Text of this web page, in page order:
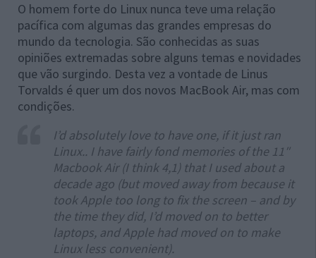
O homem forte do Linux nunca teve uma relação
pacífica com algumas das grandes empresas do
mundo da tecnologia. São conhecidas as suas
opiniões extremadas sobre alguns temas e novidades
que vão surgindo. Desta vez a vontade de Linus
Torvalds é quer um dos novos MacBook Air, mas com
condições.
I’d absolutely love to have one, if it just ran
Linux.. I have fairly fond memories of the 11″
Macbook Air (I think 4,1) that I used about a
decade ago (but moved away from because it
took Apple too long to fix the screen – and by
the time they did, I’d moved on to better
laptops, and Apple had moved on to make
Linux less convenient).